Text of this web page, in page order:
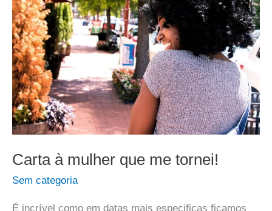
Carta à mulher que me tornei!
Sem categoria
É incrível como em datas mais especificas ficamos